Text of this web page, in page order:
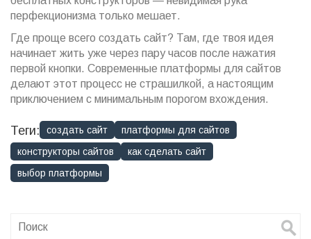
перфекционизма только мешает.
Где проще всего создать сайт? Там, где твоя идея
начинает жить уже через пару часов после нажатия
первой кнопки. Современные платформы для сайтов
делают этот процесс не страшилкой, а настоящим
приключением с минимальным порогом вхождения.
Теги: создать сайт
платформы для сайтов
конструкторы сайтов
как сделать сайт
выбор платформы